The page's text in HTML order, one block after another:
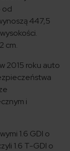
od
447,5
cm.
2015 roku auto
i
1.6 GDI o
1.6 T-GDI o